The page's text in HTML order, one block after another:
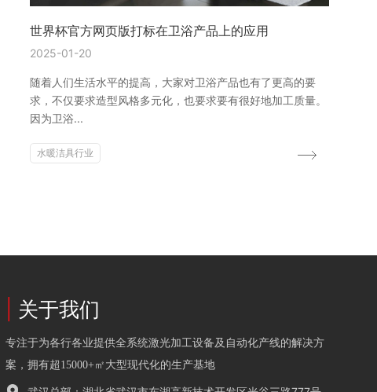
世界杯官方网页版打标在卫浴产品上的应用
2025-01-20
随着人们生活水平的提高，大家对卫浴产品也有了更高的要
求，不仅要求造型风格多元化，也要求要有很好地加工质量。
因为卫浴...
水暖洁具行业
关于我们
专注于为各行各业提供全系统激光加工设备及自动化产线的解决方
案，拥有超15000+㎡大型现代化的生产基地